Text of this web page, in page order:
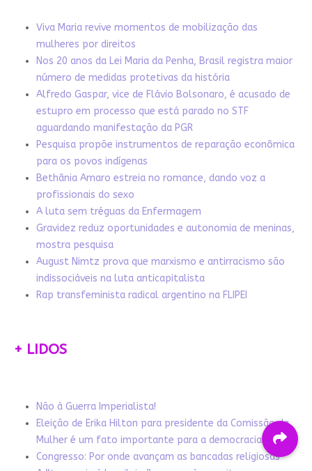
Viva Maria revive momentos de mobilização das
mulheres por direitos
Nos 20 anos da Lei Maria da Penha, Brasil registra maior
número de medidas protetivas da história
Alfredo Gaspar, vice de Flávio Bolsonaro, é acusado de
estupro em processo que está parado no STF
aguardando manifestação da PGR
Pesquisa propõe instrumentos de reparação econômica
para os povos indígenas
Bethânia Amaro estreia no romance, dando voz a
profissionais do sexo
A luta sem tréguas da Enfermagem
Gravidez reduz oportunidades e autonomia de meninas,
mostra pesquisa
August Nimtz prova que marxismo e antirracismo são
indissociáveis na luta anticapitalista
Rap transfeminista radical argentino na FLIPEI
+ LIDOS
Não à Guerra Imperialista!
Eleição de Erika Hilton para presidente da Comissão da
Mulher é um fato importante para a democracia
Congresso: Por onde avançam as bancadas religiosas